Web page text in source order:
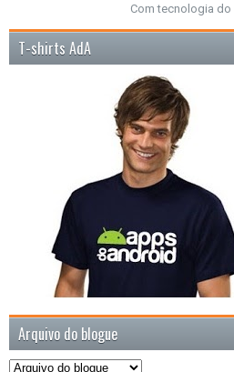
Com tecnologia do
T-shirts AdA
Arquivo do blogue